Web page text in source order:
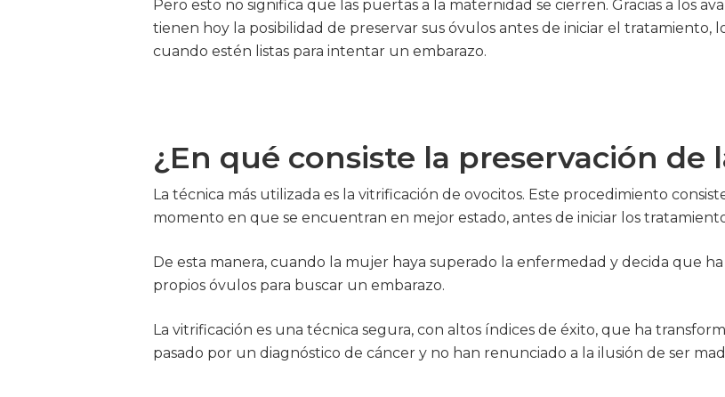
Pero esto no significa que las puertas a la maternidad se cierren. Gracias a los
tienen hoy la posibilidad de preservar sus óvulos antes de iniciar el
cuando estén listas para intentar un embarazo.
¿En qué consiste la preservación de
La técnica más utilizada es la vitrificación de ovocitos. Este procedimiento
momento en que se encuentran en mejor estado, antes de iniciar los
De esta manera, cuando la mujer haya superado la enfermedad y decida que
propios óvulos para buscar un embarazo.
La vitrificación es una técnica segura, con altos índices de éxito, que ha
pasado por un diagnóstico de cáncer y no han renunciado a la ilusión de ser